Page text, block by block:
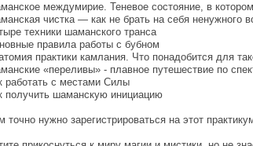
междумирие. Теневое состояние, в
чистка — как не брать на себя ненужного
техники шаманского транса
правила работы с бубном
практики камлания. Что понадобится для
«переливы» - плавное путешествие по
работать с местами Силы
получить шаманскую инициацию
точно нужно зарегистрироваться на этот